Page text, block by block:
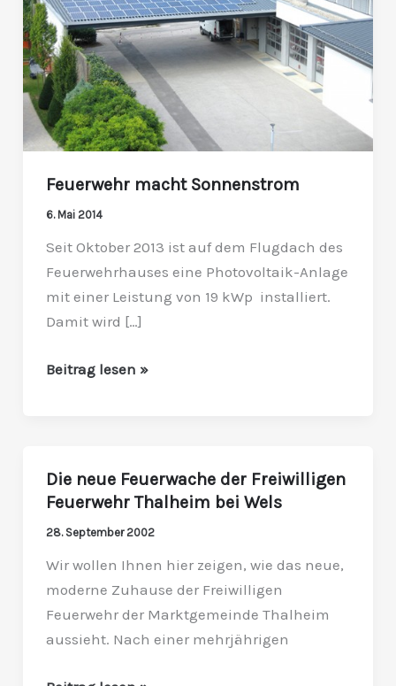
Feuerwehr macht Sonnenstrom
6. Mai 2014
Seit Oktober 2013 ist auf dem Flugdach des
Feuerwehrhauses eine Photovoltaik-Anlage
mit einer Leistung von 19 kWp installiert.
Damit wird […]
Beitrag lesen »
Die neue Feuerwache der Freiwilligen
Feuerwehr Thalheim bei Wels
28. September 2002
Wir wollen Ihnen hier zeigen, wie das neue,
moderne Zuhause der Freiwilligen
Feuerwehr der Marktgemeinde Thalheim
aussieht. Nach einer mehrjährigen
Die
neue
Feuerwache
Wels